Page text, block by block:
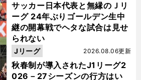
サッカー日本代表と無縁のＪリ
ーグ 24年ぶりゴールデン生中
継の開幕戦でヘタな試合は見せ
られない
秋春制が導入されたJ1リーグ2
026－27シーズンの行方はい
2026.08.06更新
Jリーグ